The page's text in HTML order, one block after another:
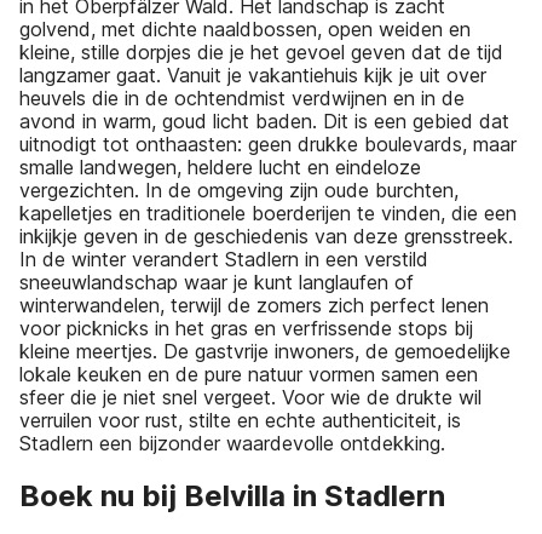
in het Oberpfälzer Wald. Het landschap is zacht
golvend, met dichte naaldbossen, open weiden en
kleine, stille dorpjes die je het gevoel geven dat de tijd
langzamer gaat. Vanuit je vakantiehuis kijk je uit over
heuvels die in de ochtendmist verdwijnen en in de
avond in warm, goud licht baden. Dit is een gebied dat
uitnodigt tot onthaasten: geen drukke boulevards, maar
smalle landwegen, heldere lucht en eindeloze
vergezichten. In de omgeving zijn oude burchten,
kapelletjes en traditionele boerderijen te vinden, die een
inkijkje geven in de geschiedenis van deze grensstreek.
In de winter verandert Stadlern in een verstild
sneeuwlandschap waar je kunt langlaufen of
winterwandelen, terwijl de zomers zich perfect lenen
voor picknicks in het gras en verfrissende stops bij
kleine meertjes. De gastvrije inwoners, de gemoedelijke
lokale keuken en de pure natuur vormen samen een
sfeer die je niet snel vergeet. Voor wie de drukte wil
verruilen voor rust, stilte en echte authenticiteit, is
Stadlern een bijzonder waardevolle ontdekking.
Boek nu bij Belvilla in Stadlern